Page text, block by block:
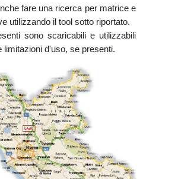
fare una ricerca per matrice e
utilizzando il tool sotto riportato.
sono scaricabili e utilizzabili
limitazioni d'uso, se presenti.